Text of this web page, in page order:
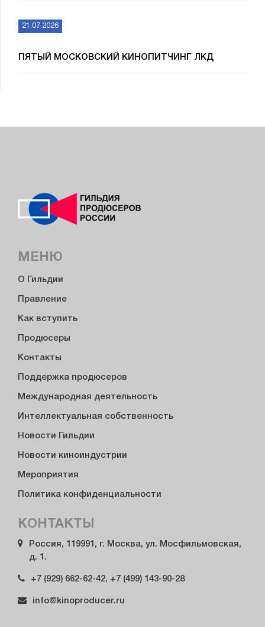
21.07.2026
ПЯТЫЙ МОСКОВСКИЙ КИНОПИТЧИНГ ЛКД
МЕНЮ
О Гильдии
Правление
Как вступить
Продюсеры
Контакты
Поддержка продюсеров
Международная деятельность
Интеллектуальная собственность
Новости Гильдии
Новости киноиндустрии
Мероприятия
Политика конфиденциальности
КОНТАКТЫ
Россия, 119991, г. Москва, ул. Мосфильмовская,
д. 1.
+7 (929) 662-62-42, +7 (499) 143-90-28
info@kinoproducer.ru